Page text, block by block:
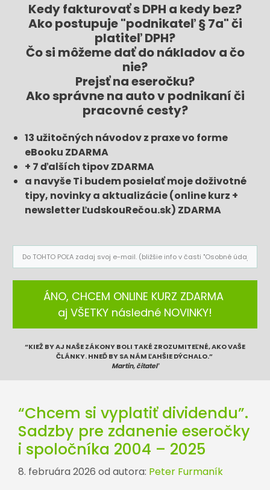
Kedy fakturovať s DPH a kedy bez?
Ako postupuje "podnikateľ § 7a" či
platiteľ DPH?
Čo si môžeme dať do nákladov a čo
nie?
Prejsť na eseročku?
Ako správne na auto v podnikaní či
pracovné cesty?
13 užitočných návodov z praxe vo forme
eBooku ZDARMA
+ 7 ďalších tipov ZDARMA
a navyše Ti budem posielať moje doživotné
tipy, novinky a aktualizácie (online kurz +
newsletter ĽudskouRečou.sk) ZDARMA
ÁNO, CHCEM ONLINE KURZ ZDARMA
aj VŠETKY následné NOVINKY!
“KIEŽ BY AJ NAŠE ZÁKONY BOLI TAKÉ ZROZUMITEĽNÉ, AKO VAŠE
ČLÁNKY. HNEĎ BY SA NÁM ĽAHŠIE DÝCHALO.”
Martin, čitateľ
“Chcem si vyplatiť dividendu”.
Sadzby pre zdanenie eseročky
i spoločníka 2004 – 2025
8. februára 2026 od autora: Peter Furmaník